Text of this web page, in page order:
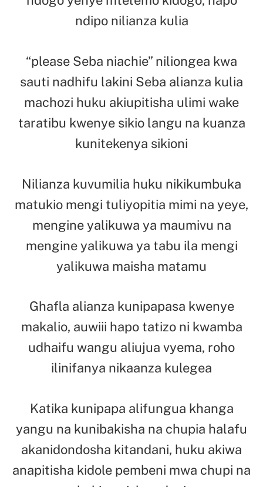
ndipo nilianza kulia
“please Seba niachie” niliongea kwa
sauti nadhifu lakini Seba alianza kulia
machozi huku akiupitisha ulimi wake
taratibu kwenye sikio langu na kuanza
kunitekenya sikioni
Nilianza kuvumilia huku nikikumbuka
matukio mengi tuliyopitia mimi na yeye,
mengine yalikuwa ya maumivu na
mengine yalikuwa ya tabu ila mengi
yalikuwa maisha matamu
Ghafla alianza kunipapasa kwenye
makalio, auwiii hapo tatizo ni kwamba
udhaifu wangu aliujua vyema, roho
ilinifanya nikaanza kulegea
Katika kunipapa alifungua khanga
yangu na kunibakisha na chupia halafu
akanidondosha kitandani, huku akiwa
anapitisha kidole pembeni mwa chupi na